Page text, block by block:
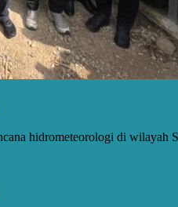
hidrometeorologi di